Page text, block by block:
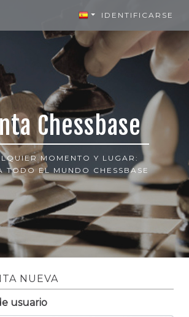
IDENTIFICARSE
Chessbase
MOMENTO Y LUGAR:
TODO EL MUNDO CHESSBASE
NUEVA
usuario